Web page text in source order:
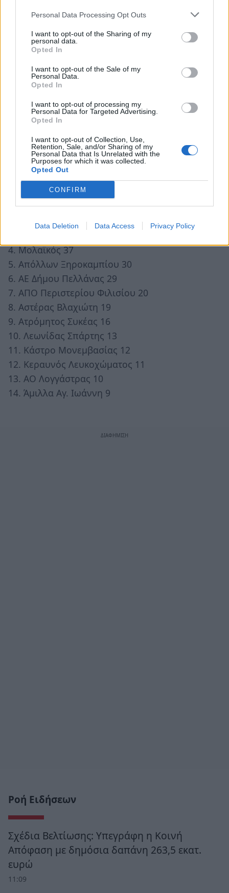
Personal Data Processing Opt Outs
I want to opt-out of the Sharing of my
personal data.
Opted In
I want to opt-out of the Sale of my
Personal Data.
Opted In
I want to opt-out of processing my
Personal Data for Targeted Advertising.
Opted In
I want to opt-out of Collection, Use,
Retention, Sale, and/or Sharing of my
Personal Data that Is Unrelated with the
Purposes for which it was collected.
Opted Out
CONFIRM
Data Deletion Data Access Privacy Policy
ΦΙΛΙΣΙΟΥ, Α. Ε. Κ. Ε.Π.Σ. ΛΑΚΩΝΙΑΣ (9/2-15:00)
ΑΣΤΕΡΑΣ ΒΛΑΧΙΩΤΗ - ΚΑΣΤΡΟ ΜΟΝΕΜΒΑΣΙΑΣ,
ΟΛΥΜΠΙΑΚΟΣ ΓΥΘΕΙΟΥ - ΛΕΩΝΙΔΑΣ
ΓΛΥΚΟΒΡΥΣΗΣ, ΔΗΜ. ΣΤ. ΓΥΘΕΙΟΥ-Χ. ΒΑΣΙΛΑΚΟΣ
(9/2-15:00)
ΜΟΛΑΪΚΟΣ - Α.Ο. ΛΟΓΓΑΣΤΡΑΣ, ΔΗΜΟΤΙΚΟ
ΣΤΑΔΙΟ ΜΟΛΑΩΝ (9/2-15:00)
Η βαθμολογία (σε 17 αγώνες)
1. ΑΕ Σπάρτης 51
2. Ολυμπιακός Γυθείου 45
4. Μολαϊκός 37
5. Απόλλων Ξηροκαμπίου 30
6. ΑΕ Δήμου Πελλάνας 29
7. ΑΠΟ Περιστερίου Φιλισίου 20
8. Αστέρας Βλαχιώτη 19
9. Ατρόμητος Συκέας 16
10. Λεωνίδας Σπάρτης 13
11. Κάστρο Μονεμβασίας 12
12. Κεραυνός Λευκοχώματος 11
13. ΑΟ Λογγάστρας 10
14. Άμιλλα Αγ. Ιωάννη 9
Ροή Ειδήσεων
Σχέδια Βελτίωσης: Υπεγράφη η Κοινή
Απόφαση με δημόσια δαπάνη 263,5 εκατ.
ευρώ
11:09